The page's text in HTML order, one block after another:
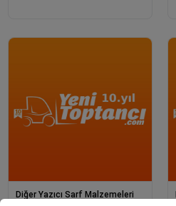
Diğer Yazıcı Sarf Malzemeleri